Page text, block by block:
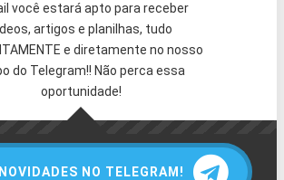
você estará apto para receber
artigos e planilhas, tudo
e diretamente no nosso
do Telegram!! Não perca essa
oportunidade!
NO TELEGRAM!